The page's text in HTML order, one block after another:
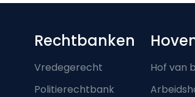
Footer-menu
Rechtbanken
Vredegerecht
Politierechtbank
Hof van